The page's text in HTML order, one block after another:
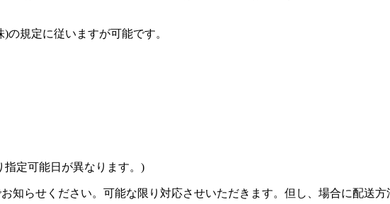
規定に従いますが可能です。
指定可能日が異なります。)
知らせください。可能な限り対応させいただきます。但し、場合に配送